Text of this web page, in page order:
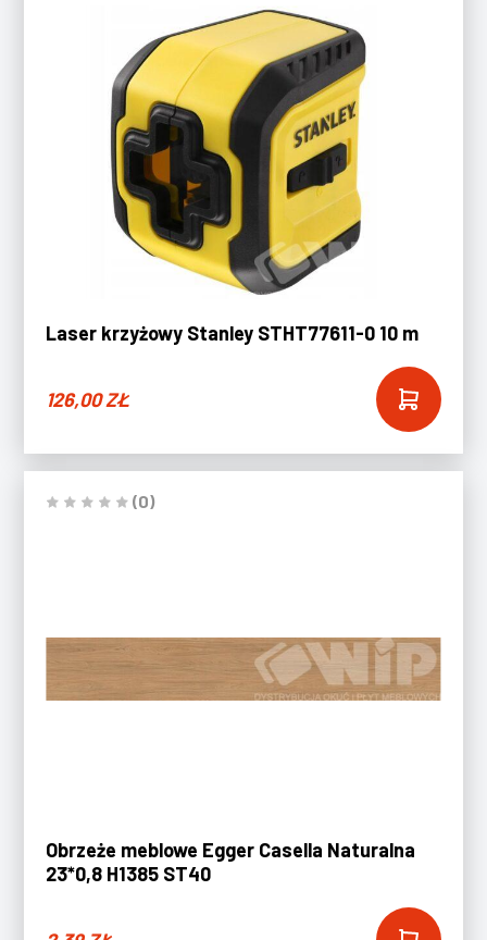
Laser krzyżowy Stanley STHT77611-0 10 m
126,00ZŁ
(0)
Obrzeże meblowe Egger Casella Naturalna
23*0,8 H1385 ST40